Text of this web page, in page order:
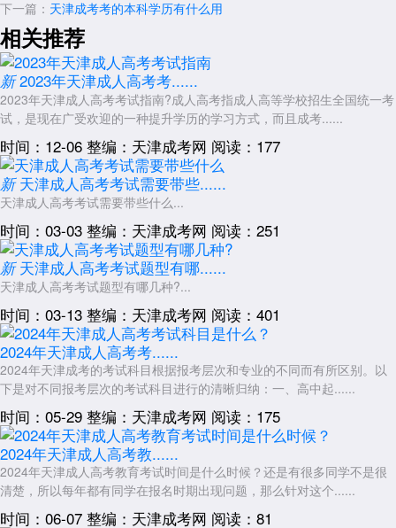
下一篇： 天津成考考的本科学历有什么用
相关推荐
新 2023年天津成人高考考......
2023年天津成人高考考试指南?成人高考指成人高等学校招生全国统一考
试，是现在广受欢迎的一种提升学历的学习方式，而且成考......
时间：12-06 整编：天津成考网 阅读：177
新 天津成人高考考试需要带些......
天津成人高考考试需要带些什么...
时间：03-03 整编：天津成考网 阅读：251
新 天津成人高考考试题型有哪......
天津成人高考考试题型有哪几种?...
时间：03-13 整编：天津成考网 阅读：401
2024年天津成人高考考......
2024年天津成考的考试科目根据报考层次和专业的不同而有所区别。以
下是对不同报考层次的考试科目进行的清晰归纳：一、高中起......
时间：05-29 整编：天津成考网 阅读：175
2024年天津成人高考教......
2024年天津成人高考教育考试时间是什么时候？还是有很多同学不是很
清楚，所以每年都有同学在报名时期出现问题，那么针对这个......
时间：06-07 整编：天津成考网 阅读：81